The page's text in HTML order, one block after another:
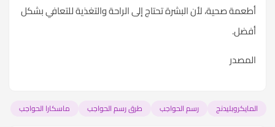
أطعمة صحية، لأن البشرة تحتاج إلى الراحة والتغذية للتعافي بشكل
أفضل.
المصدر
المايكروبليدنج رسم الحواجب طرق رسم الحواجب ماسكارا الحواجب